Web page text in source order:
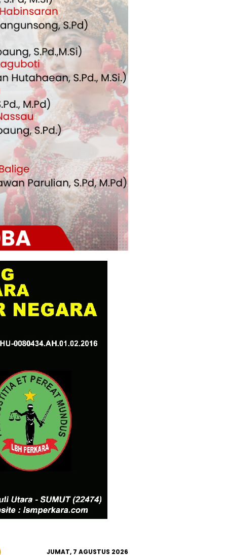
JUMAT, 7 AGUSTUS 2026